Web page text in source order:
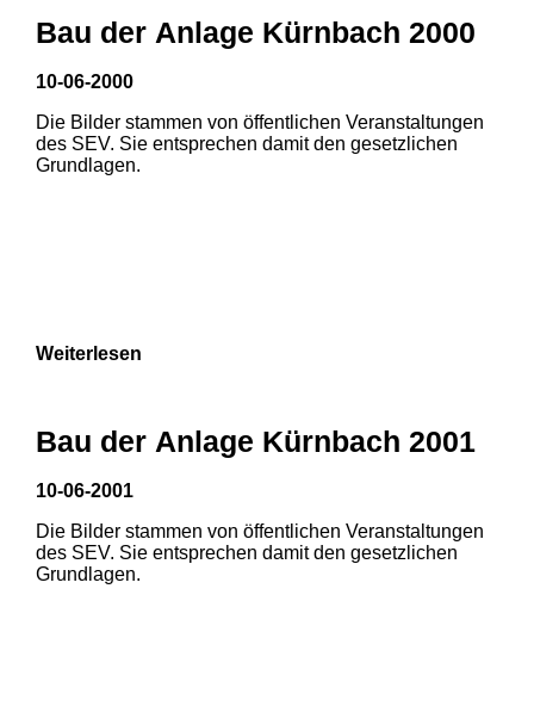
Bau der Anlage Kürnbach 2000
10-06-2000
Die Bilder stammen von öffentlichen Veranstaltungen
des SEV. Sie entsprechen damit den gesetzlichen
Grundlagen.
Weiterlesen
Bau der Anlage Kürnbach 2001
10-06-2001
Die Bilder stammen von öffentlichen Veranstaltungen
des SEV. Sie entsprechen damit den gesetzlichen
Grundlagen.